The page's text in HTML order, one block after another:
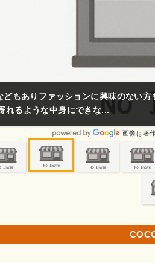
高すぎず安すぎず無印良品的なちょ